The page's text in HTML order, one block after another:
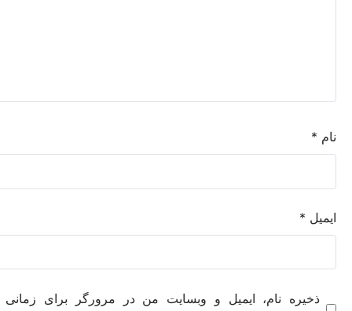
نام، ایمیل و وبسایت من در مرورگر برای زمانی که دوباره